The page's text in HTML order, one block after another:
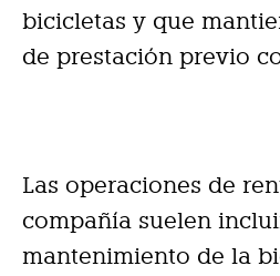
bicicletas y que
de prestación previo
Las operaciones de
compañía suelen
mantenimiento de la